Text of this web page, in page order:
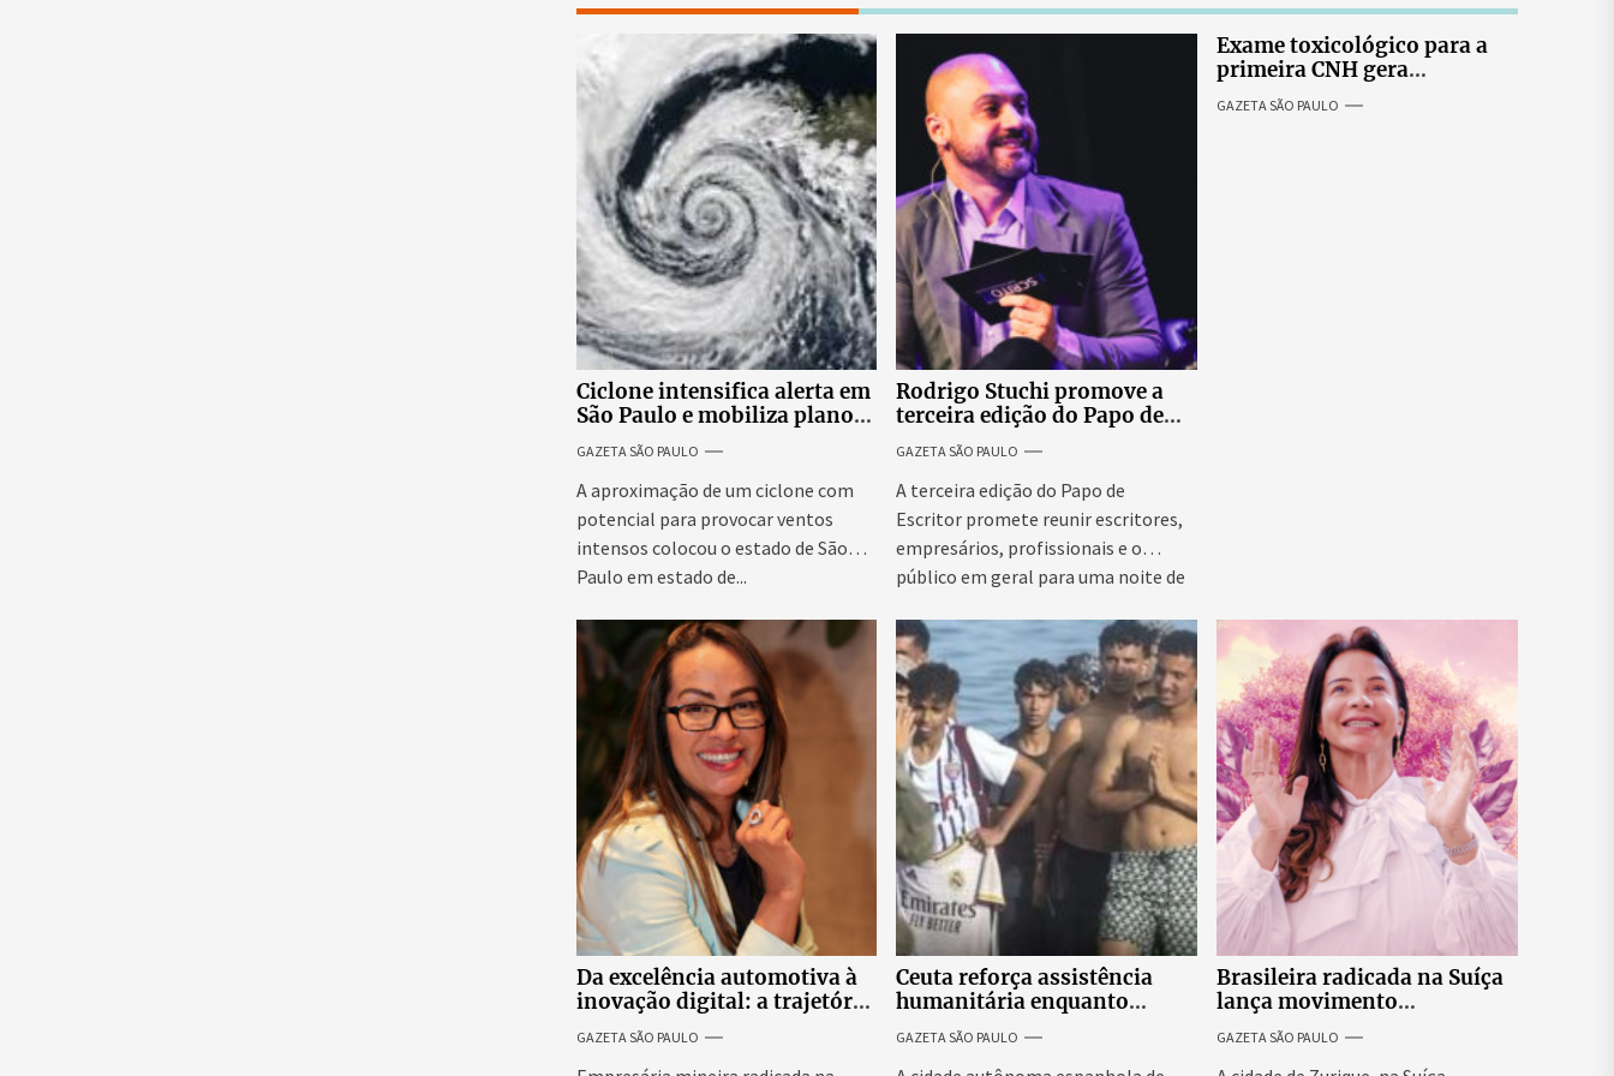
Ciclone intensifica alerta em
São Paulo e mobiliza plano
emergencial para evitar
impactos no fornecimento
de energia
GAZETA SÃO PAULO
A aproximação de um ciclone com
potencial para provocar ventos
intensos colocou o estado de São
Paulo em estado de...
Rodrigo Stuchi promove a
terceira edição do Papo de
Escritor, podcast ao vivo que
reúne especialistas para
discutir saúde mental e
prosperidade.
GAZETA SÃO PAULO
A terceira edição do Papo de
Escritor promete reunir escritores,
empresários, profissionais e o
público em geral para uma noite de
Exame toxicológico para a
primeira CNH gera
denúncias de cortes
excessivos de cabelo e
GAZETA SÃO PAULO
Da excelência automotiva à
inovação digital: a trajetória
internacional da empresária
Adriene Silva
GAZETA SÃO PAULO
Ceuta reforça assistência
humanitária enquanto
Espanha busca evitar nova
onda migratória
GAZETA SÃO PAULO
Brasileira radicada na Suíça
lança movimento
internacional voltado ao
fortalecimento da identidade
GAZETA SÃO PAULO